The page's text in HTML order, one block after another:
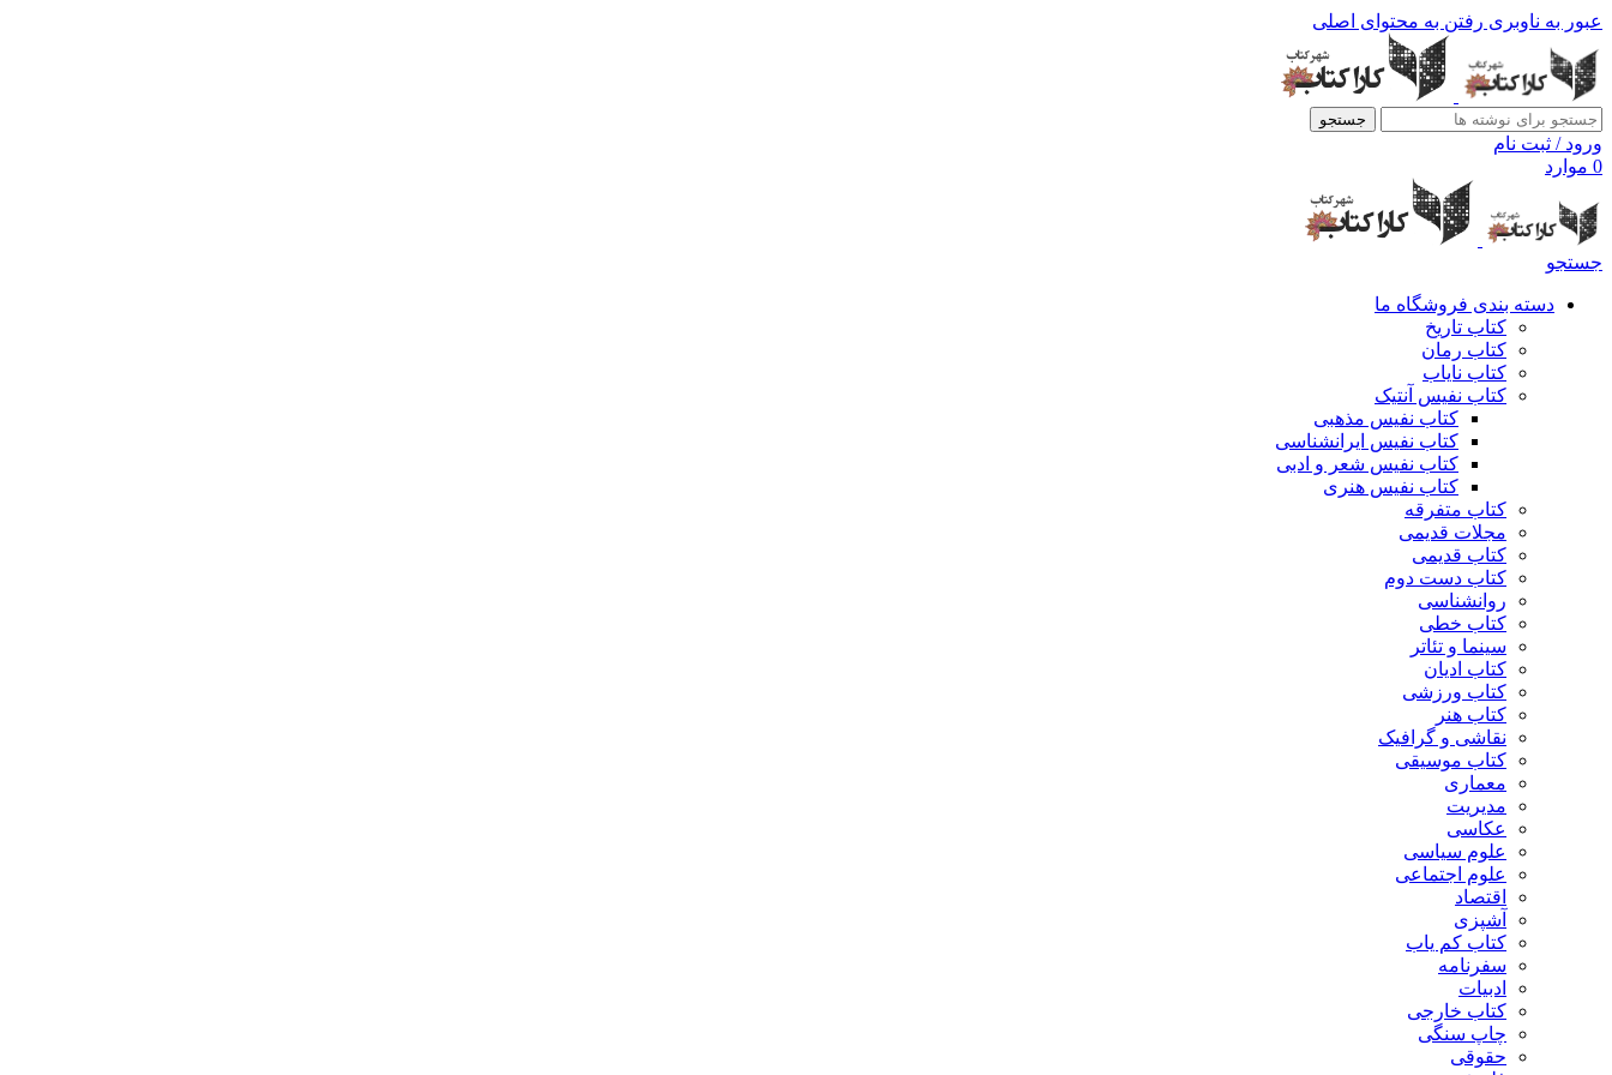
عبور به ناوبری رفتن به محتوای اصلی
جستجو
ورود / ثبت نام
0 موارد
جستجو
دسته بندی فروشگاه ما
کتاب تاریخ
کتاب رمان
کتاب نایاب
کتاب نفیس آنتیک
کتاب نفیس مذهبی
کتاب نفیس ایرانشناسی
کتاب نفیس شعر و ادبی
کتاب نفیس هنری
کتاب متفرقه
مجلات قدیمی
کتاب قدیمی
کتاب دست دوم
روانشناسی
کتاب خطی
سینما و تئاتر
کتاب ادیان
کتاب ورزشی
کتاب هنر
نقاشی و گرافیک
کتاب موسیقی
معماری
مدیریت
عکاسی
علوم سیاسی
علوم اجتماعی
اقتصاد
آشپزی
کتاب کم یاب
سفرنامه
ادبیات
کتاب خارجی
چاپ سنگی
حقوقی